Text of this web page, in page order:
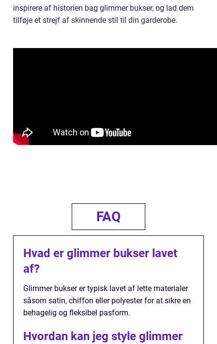
inspirere af historien bag glimmer bukser, og lad dem
tilføje et strejf af skinnende stil til din garderobe.
FAQ
Hvad er glimmer bukser lavet
af?
Glimmer bukser er typisk lavet af lette materialer
såsom satin, chiffon eller polyester for at sikre en
behagelig og fleksibel pasform.
Hvordan kan jeg style glimmer